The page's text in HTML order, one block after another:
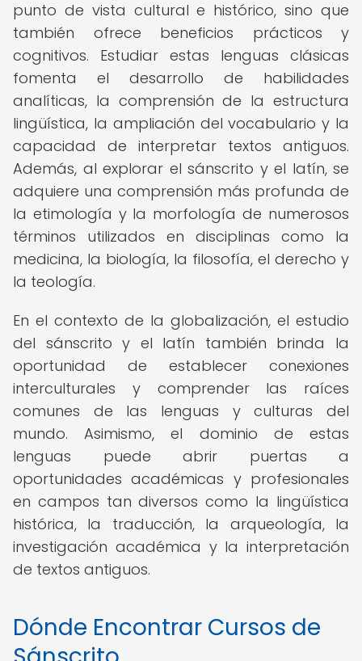
punto de vista cultural e histórico, sino que
también ofrece beneficios prácticos y
cognitivos. Estudiar estas lenguas clásicas
fomenta el desarrollo de habilidades
analíticas, la comprensión de la estructura
lingüística, la ampliación del vocabulario y la
capacidad de interpretar textos antiguos.
Además, al explorar el sánscrito y el latín, se
adquiere una comprensión más profunda de
la etimología y la morfología de numerosos
términos utilizados en disciplinas como la
medicina, la biología, la filosofía, el derecho y
la teología.
En el contexto de la globalización, el estudio
del sánscrito y el latín también brinda la
oportunidad de establecer conexiones
interculturales y comprender las raíces
comunes de las lenguas y culturas del
mundo. Asimismo, el dominio de estas
lenguas puede abrir puertas a
oportunidades académicas y profesionales
en campos tan diversos como la lingüística
histórica, la traducción, la arqueología, la
investigación académica y la interpretación
de textos antiguos.
Dónde Encontrar Cursos de